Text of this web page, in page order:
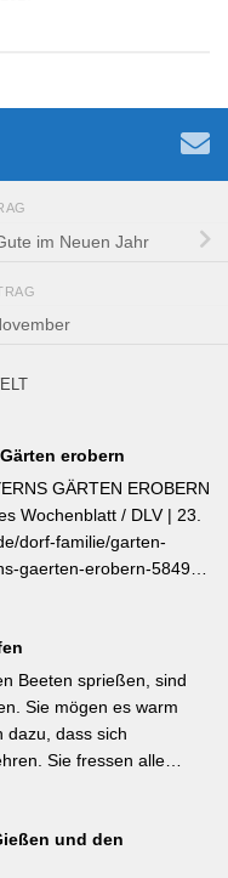
im Neuen Jahr
erobern
GÄRTEN EROBERN
Wochenblatt / DLV | 23.
dorf-familie/garten-
gaerten-erobern-584991
von Frühsommer bis
für Balkonkästen und
des Jahres 2026
ihr intensiv
ab Juni durchgehend
regional empfohlene
beiden Sorten für Balkon
Beeten sprießen, sind
Sie mögen es warm
dazu, dass sich
Sie fressen alle
und den